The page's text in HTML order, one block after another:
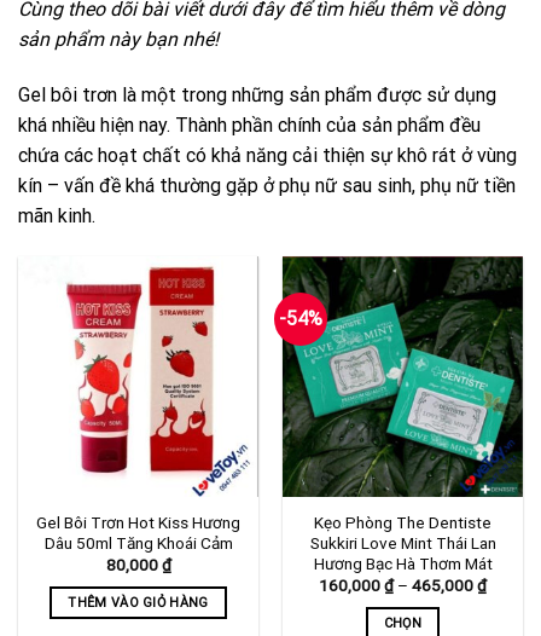
Cùng theo dõi bài viết dưới đây để tìm hiểu thêm về dòng
sản phẩm này bạn nhé!
Gel bôi trơn là một trong những sản phẩm được sử dụng
khá nhiều hiện nay. Thành phần chính của sản phẩm đều
chứa các hoạt chất có khả năng cải thiện sự khô rát ở vùng
kín – vấn đề khá thường gặp ở phụ nữ sau sinh, phụ nữ tiền
mãn kinh.
Gel Bôi Trơn Hot Kiss Hương
Dâu 50ml Tăng Khoái Cảm
80,000₫
THÊM VÀO GIỎ HÀNG
-54%
Kẹo Phòng The Dentiste
Sukkiri Love Mint Thái Lan
Hương Bạc Hà Thơm Mát
160,000₫ – 465,000₫Khoảng
giá:
CHỌN